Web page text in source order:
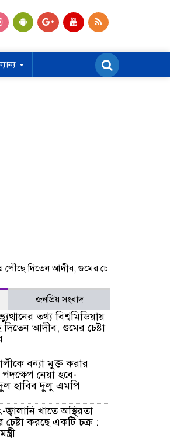
দিতেন আদীব, গুমের চেষ্টা ৩ বার
জনপ্রিয় সংবাদ
তথ্য বিশ্বমিডিয়ায়
আদীব, গুমের চেষ্টা
বন্যা মুক্ত করার
নেয়া হবে-
হাবিব দুলু এমপি
জ্বালানি খাতে অস্থিরতা
চেষ্টা করছে একটি চক্র :